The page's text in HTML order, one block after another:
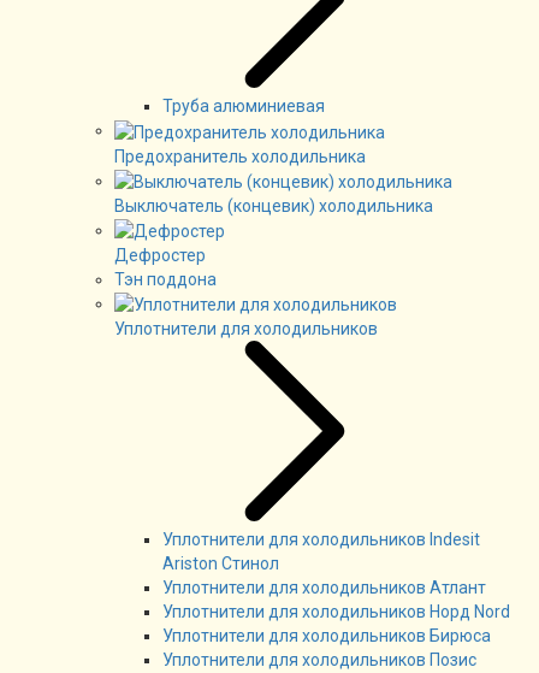
Труба алюминиевая
Предохранитель холодильника
Выключатель (концевик) холодильника
Дефростер
Тэн поддона
Уплотнители для холодильников
Уплотнители для холодильников Indesit
Ariston Стинол
Уплотнители для холодильников Атлант
Уплотнители для холодильников Норд Nord
Уплотнители для холодильников Бирюса
Уплотнители для холодильников Позис